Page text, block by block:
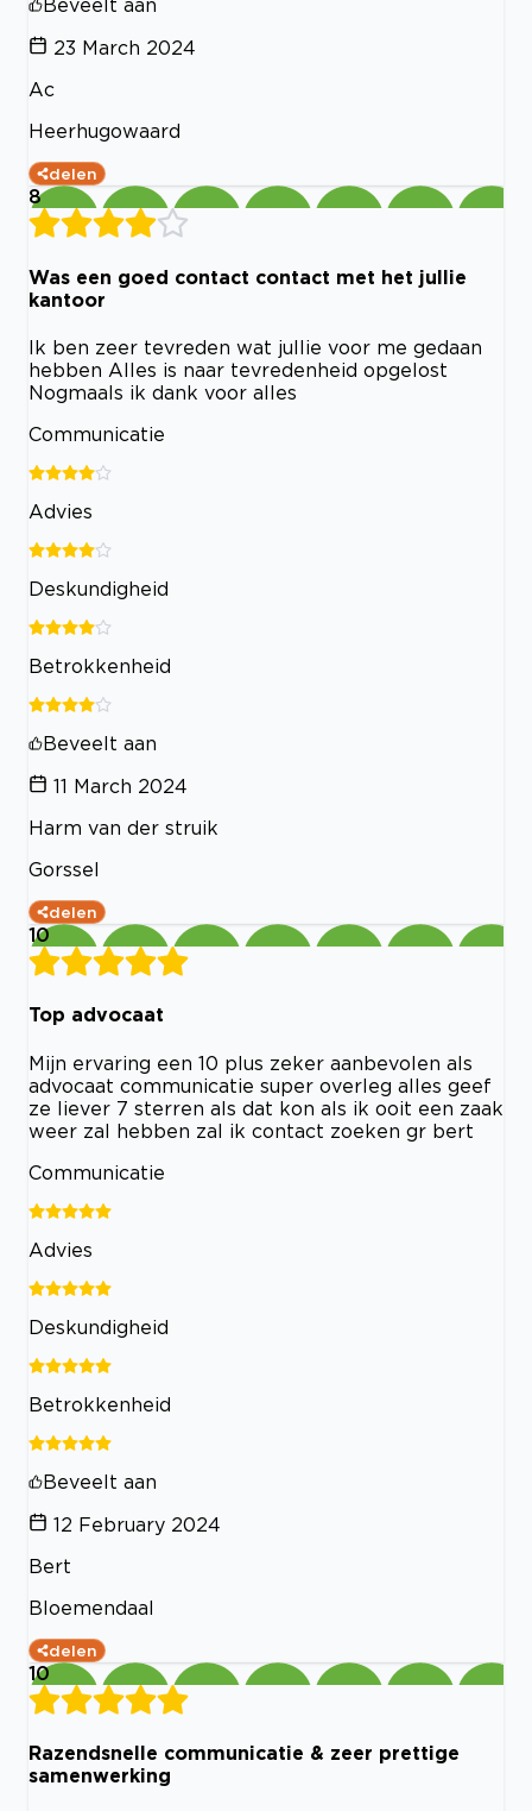
Beveelt aan
23 March 2024
Ac
Heerhugowaard
delen
8
Was een goed contact contact met het jullie
kantoor
Ik ben zeer tevreden wat jullie voor me gedaan
hebben Alles is naar tevredenheid opgelost
Nogmaals ik dank voor alles
Communicatie
Advies
Deskundigheid
Betrokkenheid
Beveelt aan
11 March 2024
Harm van der struik
Gorssel
delen
10
Top advocaat
Mijn ervaring een 10 plus zeker aanbevolen als
advocaat communicatie super overleg alles geef
ze liever 7 sterren als dat kon als ik ooit een zaak
weer zal hebben zal ik contact zoeken gr bert
Communicatie
Advies
Deskundigheid
Betrokkenheid
Beveelt aan
12 February 2024
Bert
Bloemendaal
delen
10
Razendsnelle communicatie & zeer prettige
samenwerking